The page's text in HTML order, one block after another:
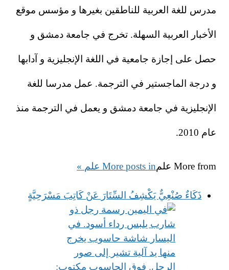
مدرس للغة العربية للناطقين بغيرها و مؤسس موقع
الأخبار العربية السهلة. تخرج في جامعة دمشق و
حصل على إجازة جامعية في اللغة الإنجليزية و آدابها
و درجة الماجستير في الترجمة. عمل مدرسا للغة
الإنجليزية في جامعة دمشق و يعمل في الترجمة منذ
عام 2010.
More from علمMore posts in علم »
ذَكَاءٌ صُنْعِيٌّ يَكْشِفُ السِّتَارَ عَنْ كَاتِبَ مَسْرَحِيَّةٍ